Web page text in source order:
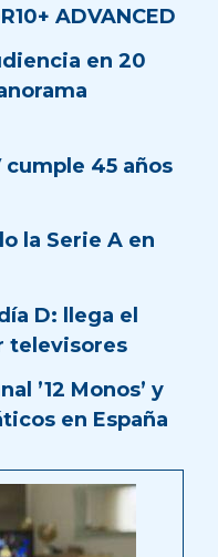
ADVANCED
en 20
cumple 45 años
la Serie A en
D: llega el
televisores
’12 Monos’ y
en España